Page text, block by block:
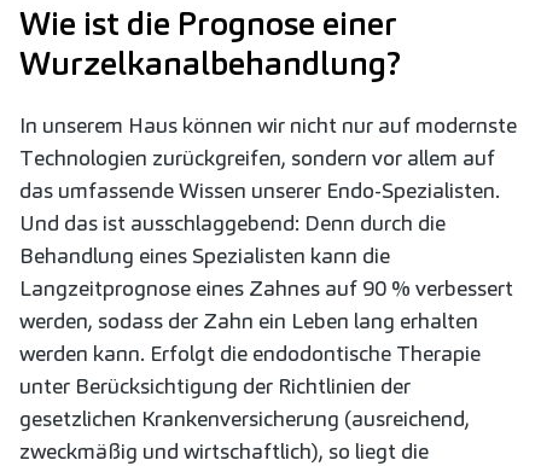
Wie ist die Prognose einer
Wurzelkanalbehandlung?
In unserem Haus können wir nicht nur auf modernste
Technologien zurückgreifen, sondern vor allem auf
das umfassende Wissen unserer Endo-Spezialisten.
Und das ist ausschlaggebend: Denn durch die
Behandlung eines Spezialisten kann die
Langzeitprognose eines Zahnes auf 90 % verbessert
werden, sodass der Zahn ein Leben lang erhalten
werden kann. Erfolgt die endodontische Therapie
unter Berücksichtigung der Richtlinien der
gesetzlichen Krankenversicherung (ausreichend,
zweckmäßig und wirtschaftlich), so liegt die